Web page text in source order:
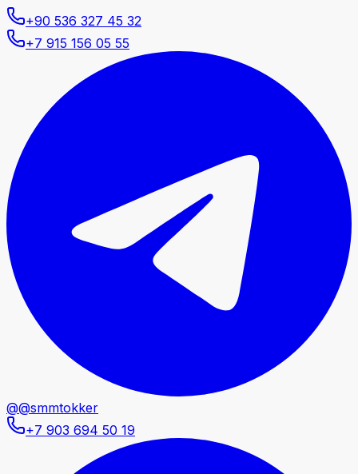
+90 536 327 45 32
+7 915 156 05 55
@@smmtokker
+7 903 694 50 19